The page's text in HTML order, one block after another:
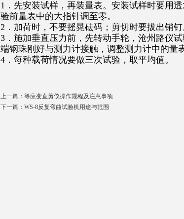
1 ．先安装试样，再装量表。安装试样时要用
验前量表中的大指针调至零。
2 ．加荷时，不要摇晃砝码；剪切时要拔出销钉
3．施加垂直压力前，先转动手轮，沧州路仪
端钢珠刚好与测力计接触，调整测力计中的量
4．每种载荷情况要做三次试验，取平均值。
上一篇： 等应变直剪仪操作规程及注意事项
下一篇： WS-8反复弯曲试验机用途与范围